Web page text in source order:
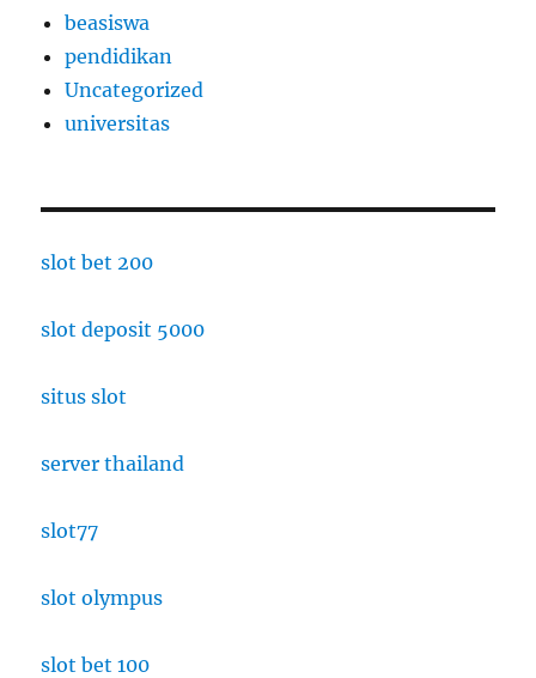
beasiswa
pendidikan
Uncategorized
universitas
slot bet 200
slot deposit 5000
situs slot
server thailand
slot77
slot olympus
slot bet 100